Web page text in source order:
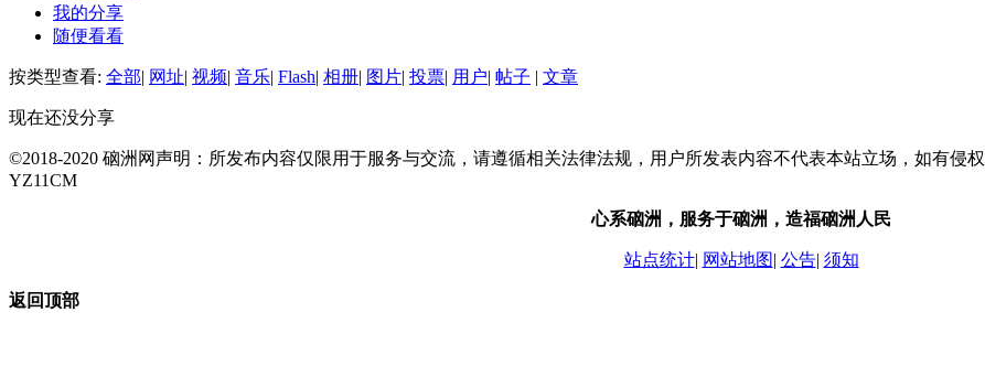
我的分享
随便看看
按类型查看: 全部| 网址| 视频| 音乐| Flash| 相册| 图片| 投票| 用户| 帖子 | 文章
现在还没分享
©2018-2020 硇洲网声明：所发布内容仅限用于服务与交流，请遵循相关法律法规，用户所发表内容不代表本站立场，如有侵
YZ11CM
心系硇洲，服务于硇洲，造福硇洲人民
站点统计| 网站地图| 公告| 须知
返回顶部